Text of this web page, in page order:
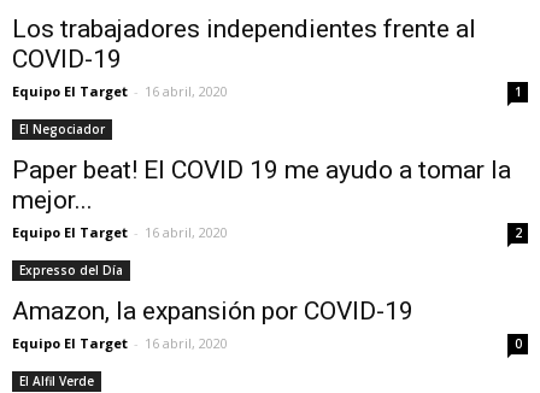
Los trabajadores independientes frente al
COVID-19
Equipo El Target - 16 abril, 2020 1
El Negociador
Paper beat! El COVID 19 me ayudo a tomar la
mejor...
Equipo El Target - 16 abril, 2020 2
Expresso del Día
Amazon, la expansión por COVID-19
Equipo El Target - 16 abril, 2020 0
El Alfil Verde